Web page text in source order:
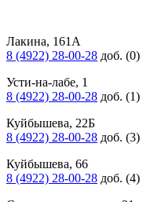
Лакина, 161А
8 (4922) 28-00-28 доб. (0)
Усти-на-лабе, 1
8 (4922) 28-00-28 доб. (1)
Куйбышева, 22Б
8 (4922) 28-00-28 доб. (3)
Куйбышева, 66
8 (4922) 28-00-28 доб. (4)